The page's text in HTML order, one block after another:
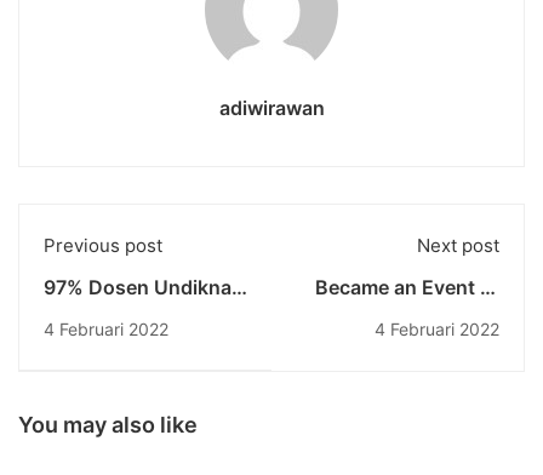
adiwirawan
Previous post
97% Dosen Undiknas
Sangat Baik
4 Februari 2022
Next post
Became an Event to
Undiknas Held a
4 Februari 2022
You may also like